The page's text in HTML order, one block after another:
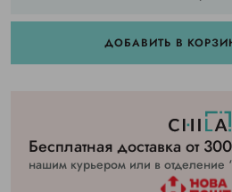
ДОБАВИТЬ В
Бесплатная доставка от
нашим курьером или в отделение